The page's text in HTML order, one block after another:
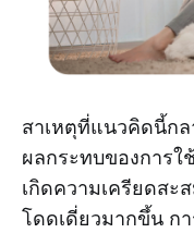
สาเหตุที่แนวคิดนี้ก
ผลกระทบของการใ
เกิดความเครียดสะ
โดดเดี่ยวมากขึ้น ก